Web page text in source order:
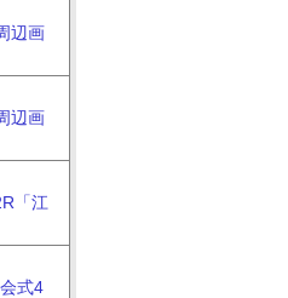
辺画
辺画
「江
式4